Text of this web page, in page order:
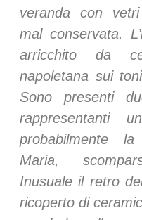
veranda con
mal conservata.
arricchito da
napoletana sui
Sono presenti
rappresentanti
probabilmente
Maria,
Inusuale il retro
ricoperto di